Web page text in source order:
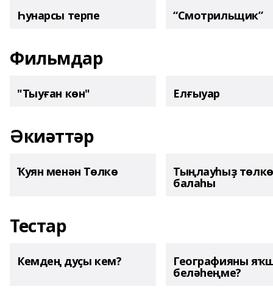
Һунарсы терпе “Смотрильщик”
Фильмдар
"Тыуған көн" Елғыуар
Әкиәттәр
Ҡуян менән Төлкө Тыңлауһыҙ төлкө
балаһы
Тестар
Кемдең дуҫы кем? Географияны
беләһеңме?